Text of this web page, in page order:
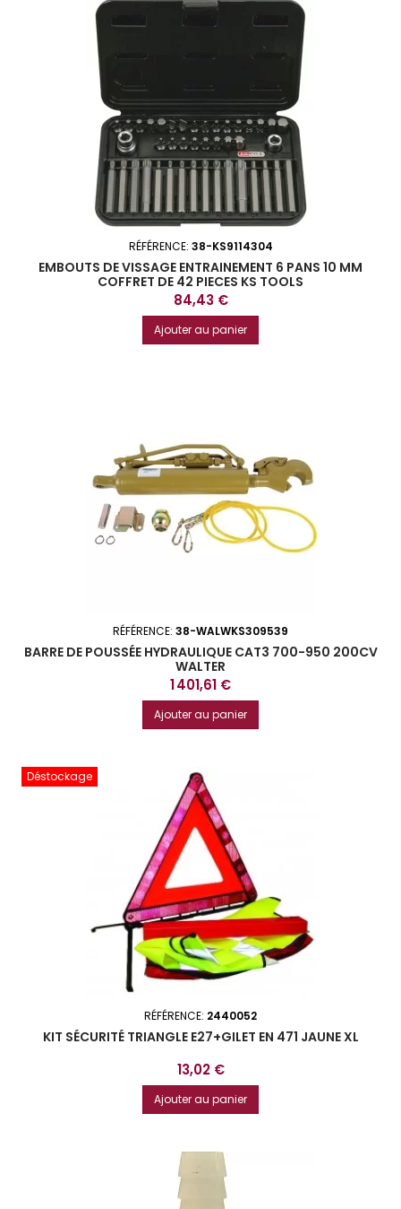
RÉFÉRENCE: 38-KS9114304
EMBOUTS DE VISSAGE ENTRAINEMENT 6 PANS 10 MM
COFFRET DE 42 PIECES KS TOOLS
Prix
84,43 €
Ajouter au panier
RÉFÉRENCE: 38-WALWKS309539
BARRE DE POUSSÉE HYDRAULIQUE CAT3 700-950 200CV
WALTER
Prix
1 401,61 €
Ajouter au panier
Déstockage
RÉFÉRENCE: 2440052
KIT SÉCURITÉ TRIANGLE E27+GILET EN 471 JAUNE XL
Prix
13,02 €
Ajouter au panier